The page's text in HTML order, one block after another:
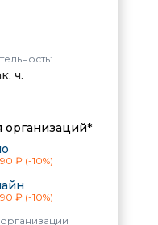
ч.
организаций*
₽ (-10%)
₽ (-10%)